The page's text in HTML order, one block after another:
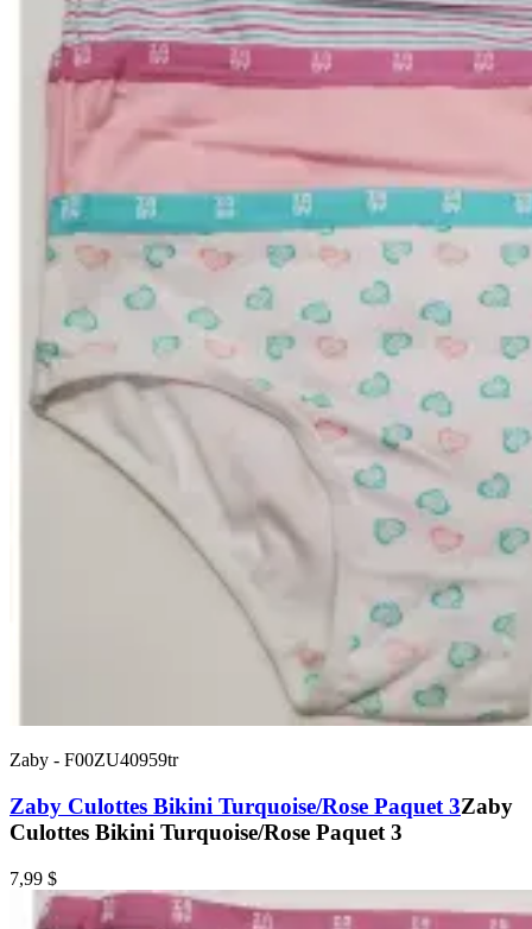
Zaby - F00ZU40959tr
Zaby Culottes Bikini Turquoise/Rose Paquet 3Zaby
Culottes Bikini Turquoise/Rose Paquet 3
7,99 $